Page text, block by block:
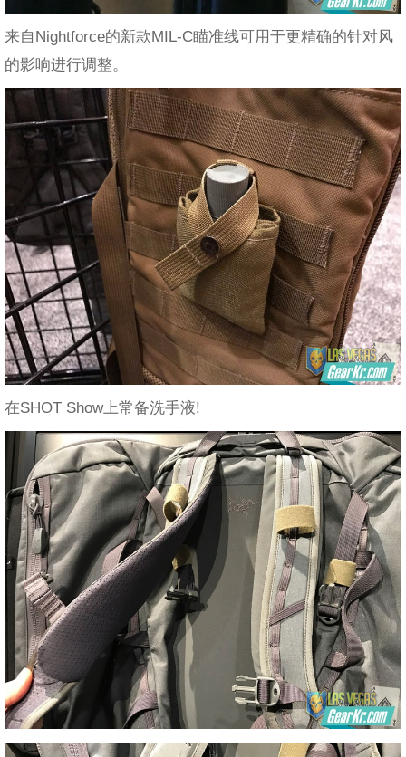
来自Nightforce的新款MIL-C瞄准线可用于更精确的针对风
的影响进行调整。
在SHOT Show上常备洗手液!